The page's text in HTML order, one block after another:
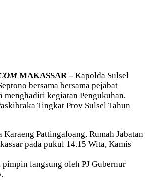
MAKASSAR – Kapolda Sulsel
bersama bersama pejabat
menghadiri kegiatan Pengukuhan,
Tingkat Prov Sulsel Tahun
Karaeng Pattingaloang, Rumah Jabatan
pada pukul 14.15 Wita, Kamis
langsung oleh PJ Gubernur